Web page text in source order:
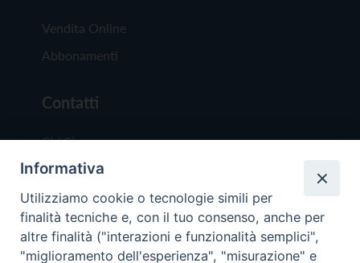
Vendita Online
Abbonamenti
Contatti
Chi Siamo
Redazione
Scrivici
Informativa
Utilizziamo cookie o tecnologie simili per
finalità tecniche e, con il tuo consenso, anche per
altre finalità ("interazioni e funzionalità semplici",
"miglioramento dell'esperienza", "misurazione" e